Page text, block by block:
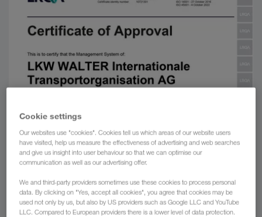
Cookie settings
Our websites use "cookies". Cookies tell us which areas of our website users
have visited, help us measure the effectiveness of advertising and web searches
and give us insight into user behaviour so that we can optimise our
communication as well as our advertising offer.
We and third-party providers sometimes use these cookies to process personal
data. By clicking on "Yes, accept all cookies", you agree that cookies may be
used not only by us, but also by US providers such as Google LLC and YouTube
LLC. Compared to European providers there is a lower level of data protection.